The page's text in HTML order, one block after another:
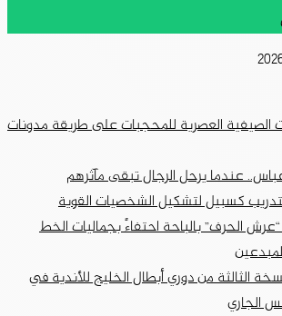
الصيفية العصرية للمحجبات على طريقة مدونات
عندما يرحل الرجال تبقى مآثرهم
كسبيل لتشكيل الشخصيات القوية
الحرف” بالباحة احتفاءً بجماليات الخط
الثالثة من دوري أبطال الخليج للأندية في